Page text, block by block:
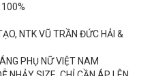
100%
NTK VŨ TRẦN ĐỨC HẢI &
PHỤ NỮ VIỆT NAM